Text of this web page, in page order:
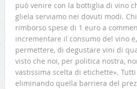
può venire con la bottiglia di vino
gliela serviamo nei dovuti modi.
rimborso spese di 1 euro a
incrementare il consumo del vino
permettere, di degustare vini di
visto che noi, per politica nostra,
vastissima scelta di etichette».
eliminando quella barriera del